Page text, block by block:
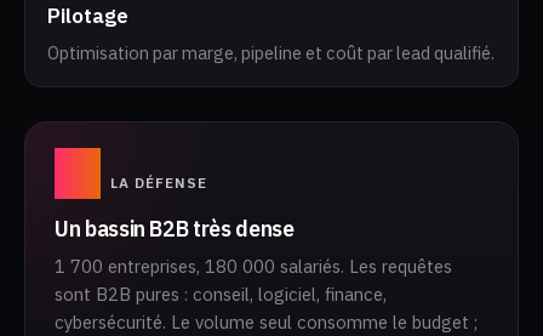
Pilotage
Optimisation par marge, pipeline et coût par lead qualifié.
LA DÉFENSE
Un bassin B2B très dense
1 700 entreprises, 180 000 salariés. Les requêtes
sont B2B pures : conseil, logiciel, finance,
cybersécurité. Le volume seul consomme le budget ;